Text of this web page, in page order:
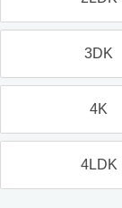
3DK
4K
4LDK